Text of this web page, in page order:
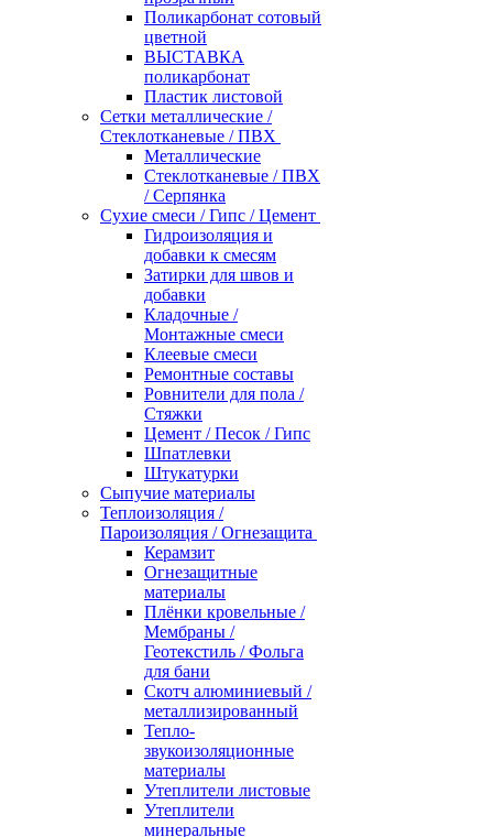
Поликарбонат сотовый
цветной
ВЫСТАВКА
поликарбонат
Пластик листовой
Сетки металлические /
Стеклотканевые / ПВХ
Металлические
Стеклотканевые / ПВХ
/ Серпянка
Сухие смеси / Гипс / Цемент
Гидроизоляция и
добавки к смесям
Затирки для швов и
добавки
Кладочные /
Монтажные смеси
Клеевые смеси
Ремонтные составы
Ровнители для пола /
Стяжки
Цемент / Песок / Гипс
Шпатлевки
Штукатурки
Сыпучие материалы
Теплоизоляция /
Пароизоляция / Огнезащита
Керамзит
Огнезащитные
материалы
Плёнки кровельные /
Мембраны /
Геотекстиль / Фольга
для бани
Скотч алюминиевый /
металлизированный
Тепло-
звукоизоляционные
материалы
Утеплители листовые
Утеплители
минеральные